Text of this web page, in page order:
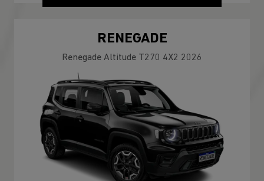
RENEGADE
Renegade Altitude T270 4X2 2026